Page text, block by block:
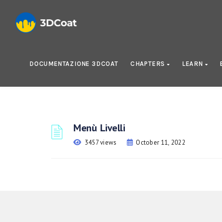
DOCUMENTAZIONE 3DCOAT CHAPTERS LEARN
Menù Livelli
3457 views October 11, 2022